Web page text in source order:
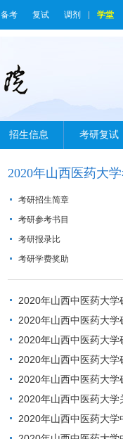
备考 复试 调剂 学堂
招生信息 考研复试
2020年山西医药大
考研招生简章
考研参考书目
考研报录比
考研学费奖助
2020年山西中医药大
调剂复试拟录取结果公
2020年山西中医药大
（十）
2020年山西中医药大
（九）
2020年山西中医药大
果公示
2020年山西中医药大
果公示
2020年山西中医药大
取通知书及调档函邮寄
2020年山西中医药大